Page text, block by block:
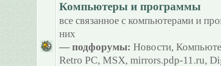
Компьютеры и программы
все связанное с компьютерами и
них
— подфорумы: Новости,
Retro PC, MSX, mirrors.pdp-11.ru,